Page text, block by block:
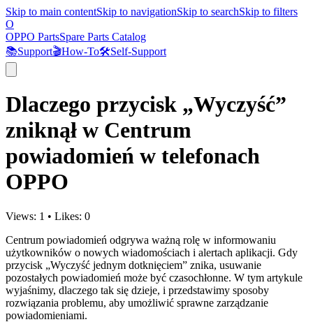
Skip to main contentSkip to navigationSkip to searchSkip to filters
O
OPPO PartsSpare Parts Catalog
📚Support🎬How-To🛠️Self-Support
Dlaczego przycisk „Wyczyść”
zniknął w Centrum
powiadomień w telefonach
OPPO
Views: 1 • Likes: 0
Centrum powiadomień odgrywa ważną rolę w informowaniu
użytkowników o nowych wiadomościach i alertach aplikacji. Gdy
przycisk „Wyczyść jednym dotknięciem” znika, usuwanie
pozostałych powiadomień może być czasochłonne. W tym artykule
wyjaśnimy, dlaczego tak się dzieje, i przedstawimy sposoby
rozwiązania problemu, aby umożliwić sprawne zarządzanie
powiadomieniami.